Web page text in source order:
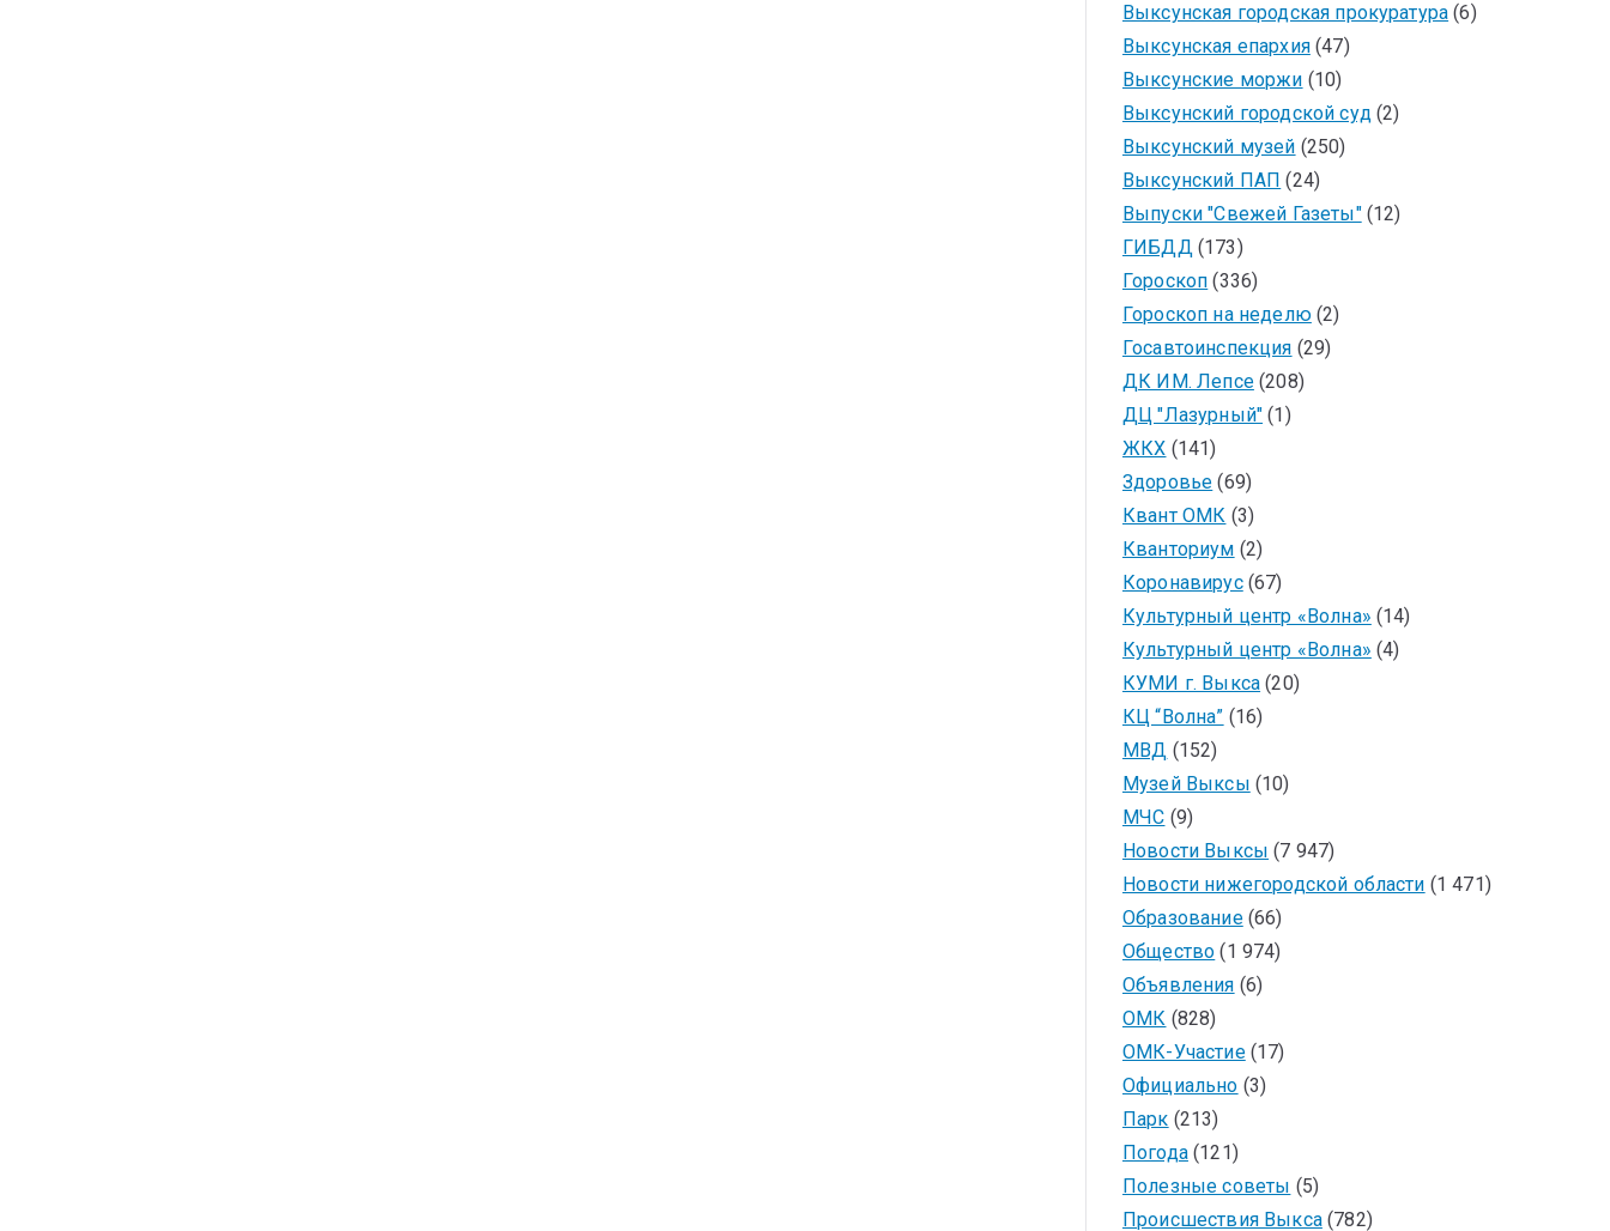
Выксунская городская прокуратура (6)
Выксунская епархия(47)
Выксунские моржи (10)
Выксунский городской суд(2)
Выксунский музей (250)
Выксунский ПАП (24)
Выпуски "Свежей Газеты"(12)
ГИБДД(173)
Гороскоп (336)
Гороскоп на неделю(2)
Госавтоинспекция (29)
ДК ИМ. Лепсе(208)
ДЦ "Лазурный" (1)
ЖКХ (141)
Здоровье (69)
Квант ОМК (3)
Кванториум (2)
Коронавирус(67)
Культурный центр «Волна» (14)
Культурный центр «Волна» (4)
КУМИ г. Выкса (20)
КЦ “Волна” (16)
МВД (152)
Музей Выксы (10)
МЧС (9)
Новости Выксы (7 947)
Новости нижегородской области (1 471)
Образование(66)
Общество (1 974)
Объявления (6)
ОМК (828)
ОМК-Участие(17)
Официально (3)
Парк (213)
Погода(121)
Полезные советы (5)
Происшествия Выкса(782)